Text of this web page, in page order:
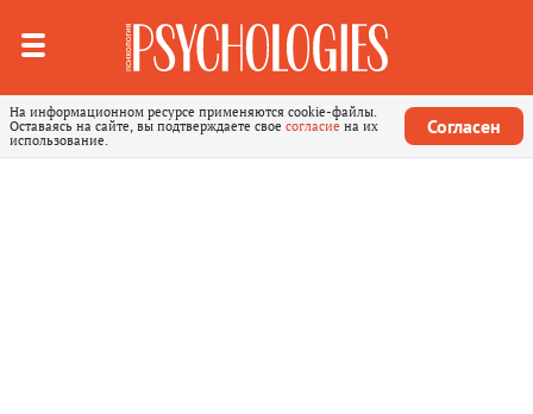
На информационном ресурсе применяются cookie-файлы.
Оставаясь на сайте, вы подтверждаете свое согласие на их
использование.
Согласен